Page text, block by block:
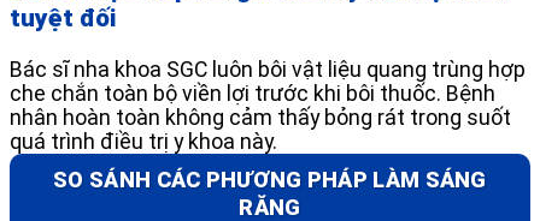
tuyệt đối
Bác sĩ nha khoa SGC luôn bôi vật liệu quang trùng hợp
che chắn toàn bộ viền lợi trước khi bôi thuốc. Bệnh
nhân hoàn toàn không cảm thấy bỏng rát trong suốt
quá trình điều trị y khoa này.
SO SÁNH CÁC PHƯƠNG PHÁP LÀM SÁNG
RĂNG